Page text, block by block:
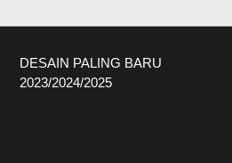
DESAIN PALING BARU
2023/2024/2025